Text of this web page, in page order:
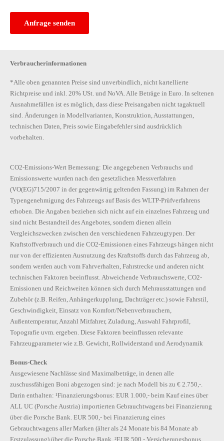
Anfrage senden
Verbraucherinformationen
*Alle oben genannten Preise sind unverbindlich, nicht kartellierte
Richtpreise und inkl. 20% USt. und NoVA. Alle Beträge in Euro. In seltenen
Ausnahmefällen ist es möglich, dass diese Preisangaben nicht tagaktuell
sind. Änderungen in Modellvarianten, Konstruktion, Ausstattungen,
technischen Daten, Preis sowie Eingabefehler sind ausdrücklich
vorbehalten.
CO2-Emissions-Wert Bemessung: Die angegebenen Verbrauchs und
Emissionswerte wurden nach den gesetzlichen Messverfahren
(VO(EG)715/2007 in der gegenwärtig geltenden Fassung) im Rahmen der
Typengenehmigung des Fahrzeugs auf Basis des WLTP-Prüfverfahrens
erhoben. Die Angaben beziehen sich nicht auf ein einzelnes Fahrzeug und
sind nicht Bestandteil des Angebotes, sondern dienen allein
Vergleichszwecken zwischen den verschiedenen Fahrzeugtypen. Der
Kraftstoffverbrauch und die CO2-Emissionen eines Fahrzeugs hängen nicht
nur von der effizienten Ausnutzung des Kraftstoffs durch das Fahrzeug ab,
sondern werden auch vom Fahrverhalten, Fahrstrecke und anderen nicht
technischen Faktoren beeinflusst. Abweichende Verbrauchswerte, CO2-
Emissionen und Reichweiten können sich durch Mehrausstattungen und
Zubehör (z.B. Reifen, Anhängerkupplung, Dachträger etc.) sowie Fahrstil,
Geschwindigkeit, Einsatz von Komfort/Nebenverbrauchern,
Außentemperatur, Anzahl Mitfahrer, Zuladung, Auswahl Fahrprofil,
Topografie uvm. ergeben. Diese Faktoren beeinflussen relevante
Fahrzeugparameter wie z.B. Gewicht, Rollwiderstand und Aerodynamik
Bonus-Check
Ausgewiesene Nachlässe sind Maximalbeträge, in denen alle
zuschussfähigen Boni abgezogen sind: je nach Modell bis zu € 2.750,-.
Darin enthalten: ¹Finanzierungsbonus: EUR 1.000,- beim Kauf eines über
ALL UC (Porsche Austria) importierten Gebrauchtwagens bei Finanzierung
über die Porsche Bank. EUR 500,- bei Finanzierung eines
Gebrauchtwagens aller Marken (älter als 24 Monate bis 84 Monate ab
Erstzulassung) über die Porsche Bank. ²EUR 500,- Versicherungsbonus